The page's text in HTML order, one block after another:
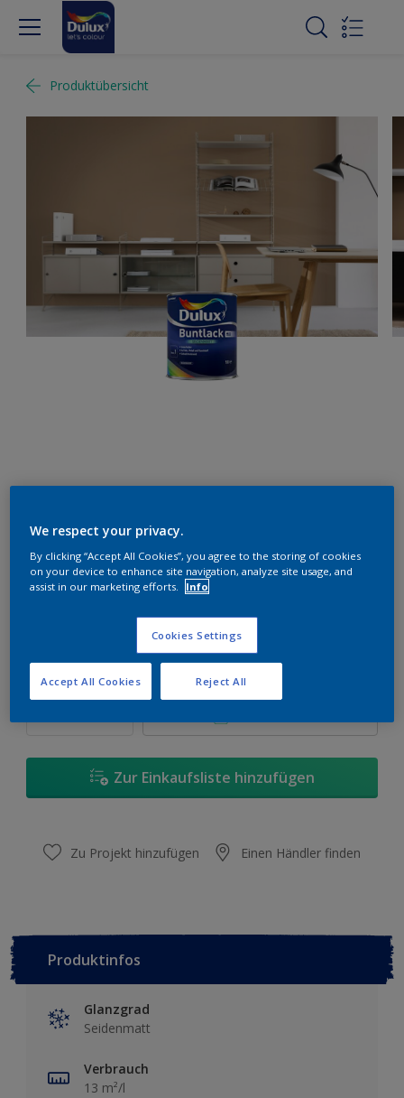
Produktübersicht
Clear Brown B60
Farbe ändern
Menge Wieviel Farbe wird benötigt?
Zur Einkaufsliste hinzufügen
Zu Projekt hinzufügen Einen Händler finden
Produktinfos
Glanzgrad
Seidenmatt
Verbrauch
13 m²/l
We respect your privacy.
By clicking “Accept All Cookies”, you agree to the storing of cookies
on your device to enhance site navigation, analyze site usage, and
assist in our marketing efforts.
Info
Cookies Settings
Reject All
Accept All Cookies